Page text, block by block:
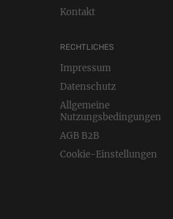
RECHTLICHES
Impressum
Datenschutz
Allgemeine
Nutzungsbedingungen
AGB B2B
Cookie-Einstellungen
Kontakt